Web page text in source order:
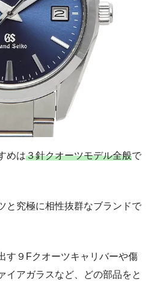
めは３針クオーツモデル全般で
と究極に相性抜群なブランドで
す９Fクオーツキャリバーや傷
イアガラスなど、どの部品をと